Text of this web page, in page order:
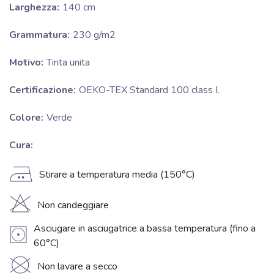
Larghezza: 140 cm
Grammatura: 230 g/m2
Motivo: Tinta unita
Certificazione: OEKO-TEX Standard 100 class I.
Colore: Verde
Cura:
E Stirare a temperatura media (150°C)
H Non candeggiare
V Asciugare in asciugatrice a bassa temperatura (fino a
60°C)
K Non lavare a secco